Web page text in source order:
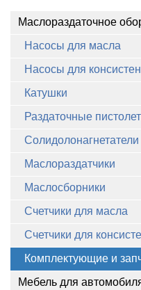
Маслораздаточное
Насосы для масла
Насосы для
Катушки
Раздаточные
Солидолонагнетатели
Маслораздатчики
Маслосборники
Счетчики для масла
Счетчики для
Комплектующие и
Мебель для